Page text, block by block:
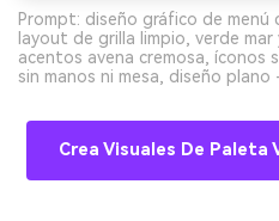
Prompt: diseño gráfico de menú
layout de grilla limpio, verde
acentos avena cremosa, íconos
sin manos ni mesa, diseño plano
Crea Visuales De Paleta